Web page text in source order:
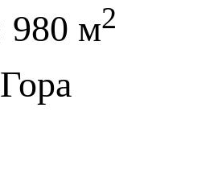
980 м2